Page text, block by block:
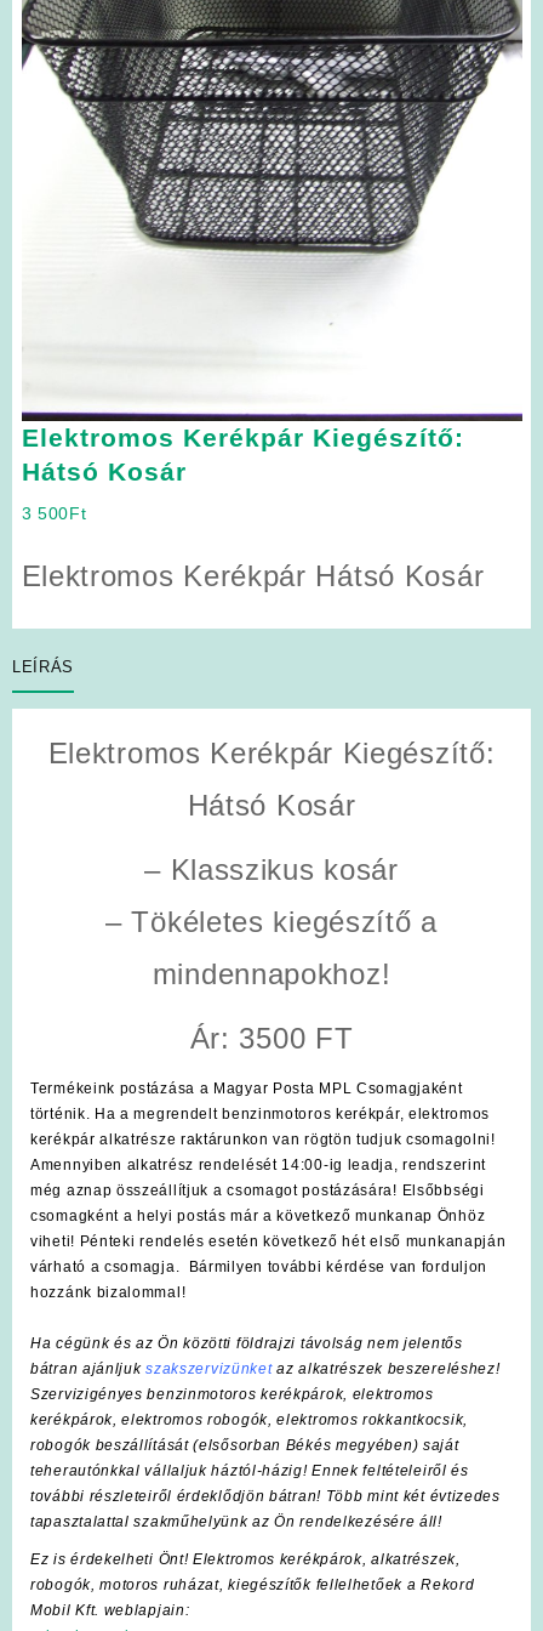
Elektromos Kerékpár Kiegészítő:
Hátsó Kosár
3 500Ft
Elektromos Kerékpár Hátsó Kosár
LEÍRÁS
Elektromos Kerékpár Kiegészítő:
Hátsó Kosár
– Klasszikus kosár
– Tökéletes kiegészítő a
mindennapokhoz!
Ár: 3500 FT
Termékeink postázása a Magyar Posta MPL Csomagjaként
történik. Ha a megrendelt benzinmotoros kerékpár, elektromos
kerékpár alkatrésze raktárunkon van rögtön tudjuk csomagolni!
Amennyiben alkatrész rendelését 14:00-ig leadja, rendszerint
még aznap összeállítjuk a csomagot postázására! Elsőbbségi
csomagként a helyi postás már a következő munkanap Önhöz
viheti! Pénteki rendelés esetén következő hét első munkanapján
várható a csomagja. Bármilyen további kérdése van forduljon
hozzánk bizalommal!
Ha cégünk és az Ön közötti földrajzi távolság nem jelentős
bátran ajánljukszakszervizünket az alkatrészek beszereléshez!
Szervizigényes benzinmotoros kerékpárok, elektromos
kerékpárok, elektromos robogók, elektromos rokkantkocsik,
robogók beszállítását (elsősorban Békés megyében) saját
teherautónkkal vállaljuk háztól-házig! Ennek feltételeiről és
további részleteiről érdeklődjön bátran! Több mint két évtizedes
tapasztalattal szakműhelyünk az Ön rendelkezésére áll!
Ez is érdekelheti Önt! Elektromos kerékpárok, alkatrészek,
robogók, motoros ruházat, kiegészítők fellelhetőek a Rekord
Mobil Kft. weblapjain: